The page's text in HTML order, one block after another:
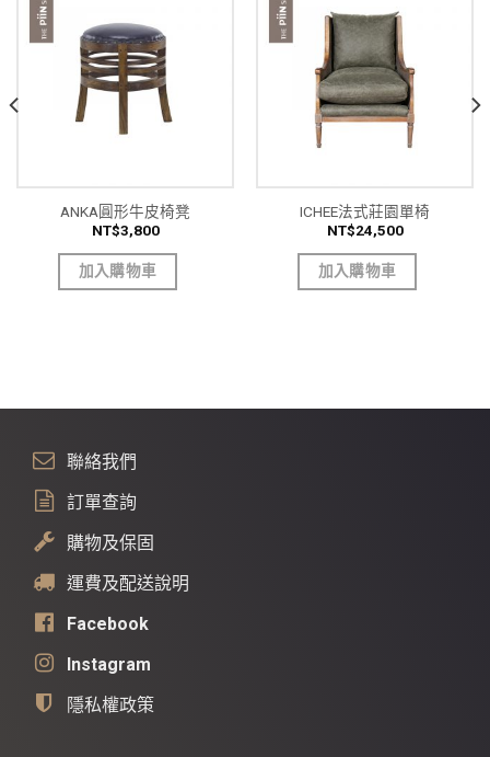
ANKA圓形牛皮椅凳
NT$3,800
加入購物車
ICHEE法式莊園單椅
NT$24,500
加入購物車
聯絡我們
訂單查詢
購物及保固
運費及配送說明
Facebook
Instagram
隱私權政策